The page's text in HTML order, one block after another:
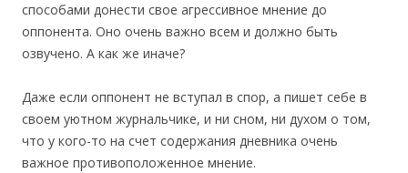
способами донести свое агрессивное мнение до
оппонента. Оно очень важно всем и должно быть
озвучено. А как же иначе?
Даже если оппонент не вступал в спор, а пишет себе в
своем уютном журнальчике, и ни сном, ни духом о том,
что у кого-то на счет содержания дневника очень
важное противоположенное мнение.